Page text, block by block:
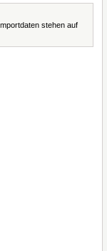
stehen auf